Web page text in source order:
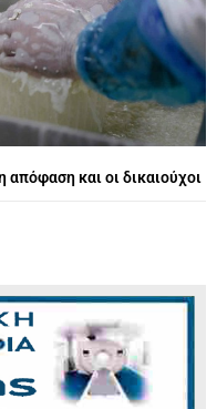
και οι δικαιούχοι